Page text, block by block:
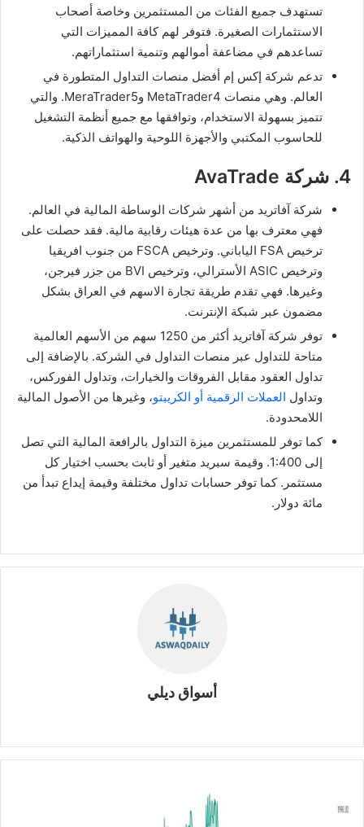
تستهدف جميع الفئات من المستثمرين وخاصة أصحاب
الاستثمارات الصغيرة. فتوفر لهم كافة المميزات التي
تساعدهم في مضاعفة أموالهم وتنمية استثماراتهم.
تدعم شركة إكس إم أفضل منصات التداول المتطورة في
العالم. وهي منصات MetaTrader4 وMeraTrader5. والتي
تتميز بسهولة الاستخدام، وتوافقها مع جميع أنظمة التشغيل
للحاسوب المكتبي والأجهزة اللوحية والهواتف الذكية.
4. شركة AvaTrade
شركة آفاتريد من أشهر شركات الوساطة المالية في العالم.
فهي معترف بها من عدة هيئات رقابية مالية. فقد حصلت على
ترخيص FSA الياباني. وترخيص FSCA من جنوب افريقيا
وترخيص ASIC الأسترالي، وترخيص BVI من جزر فيرجن،
وغيرها. فهي تقدم طريقة تجارة الاسهم في العراق بشكل
مضمون عبر شبكة الإنترنت.
توفر شركة آفاتريد أكثر من 1250 سهم من الأسهم العالمية
متاحة للتداول عبر منصات التداول في الشركة. بالإضافة إلى
تداول العقود مقابل الفروقات والخيارات، وتداول الفوركس،
وتداول العملات الرقمية أو الكريبتو، وغيرها من الأصول المالية
اللامحدودة.
كما توفر للمستثمرين ميزة التداول بالرافعة المالية التي تصل
إلى 1:400. وقيمة سبريد متغير أو ثابت بحسب اختيار كل
مستثمر. كما توفر حسابات تداول مختلفة وقيمة إيداع تبدأ من
مائة دولار.
أسواق ديلي
الوي